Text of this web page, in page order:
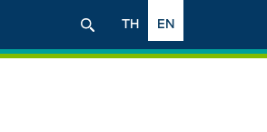
EN
TH